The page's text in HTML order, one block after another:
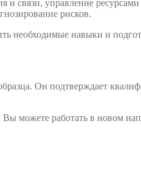
связи, управление
рисков.
необходимые навыки и
Он подтверждает
можете работать в новом